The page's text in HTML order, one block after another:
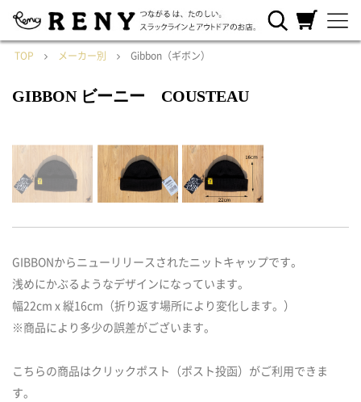
カートを見
る
ご利用ガイ
ド
て
TOP メーカー別 Gibbon（ギボン）
GIBBON ビーニー COUSTEAU
GIBBONからニューリリースされたニットキャップです。
浅めにかぶるようなデザインになっています。
幅22cm x 縦16cm（折り返す場所により変化します。）
※商品により多少の誤差がございます。
こちらの商品はクリックポスト（ポスト投函）がご利用できま
す。